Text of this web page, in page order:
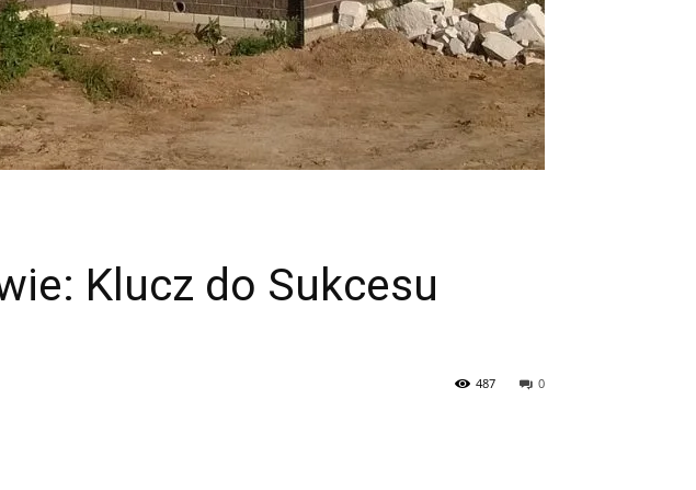
Klucz do Sukcesu
0
487